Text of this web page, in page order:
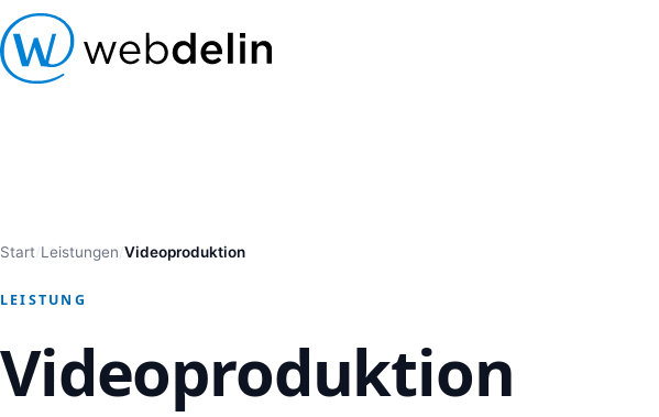
Start/Leistungen/Videoproduktion
LEISTUNG
Videoproduktion